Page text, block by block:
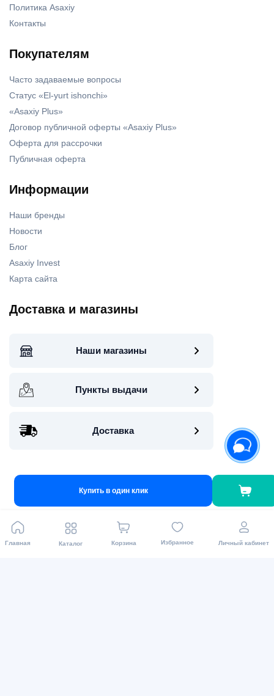
Главная Каталог Корзина Избранное Личный кабинет
Купить в один клик
Политика Asaxiy
Контакты
Покупателям
Часто задаваемые вопросы
Статус «El-yurt ishonchi»
«Asaxiy Plus»
Договор публичной оферты «Asaxiy Plus»
Оферта для рассрочки
Публичная оферта
Информации
Наши бренды
Новости
Блог
Asaxiy Invest
Карта сайта
Доставка и магазины
Наши магазины
Пункты выдачи
Доставка
Для связи
Telegram bot